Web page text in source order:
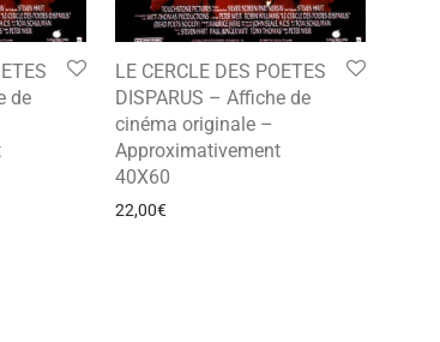
de
LE CERCLE DES POETES
DISPARUS – Affiche de
cinéma originale –
Approximativement
40X60
22,00€